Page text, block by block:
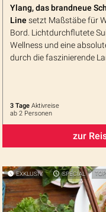
Ylang, das brandneue
Line setzt Maßstäbe für
Bord. Lichtdurchflutete
Wellness und eine
durch die faszinierende
3 Tage Aktivreise
ab 2 Personen
zur
EXKLUSIV SPECIAL TOP